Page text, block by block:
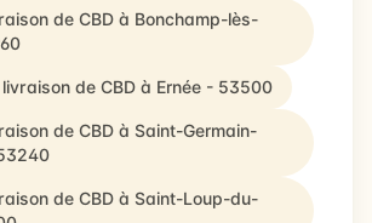
de CBD à Bonchamp-lès-
de CBD à Ernée - 53500
de CBD à Saint-Germain-
de CBD à Saint-Loup-du-